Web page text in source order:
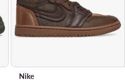
Nike